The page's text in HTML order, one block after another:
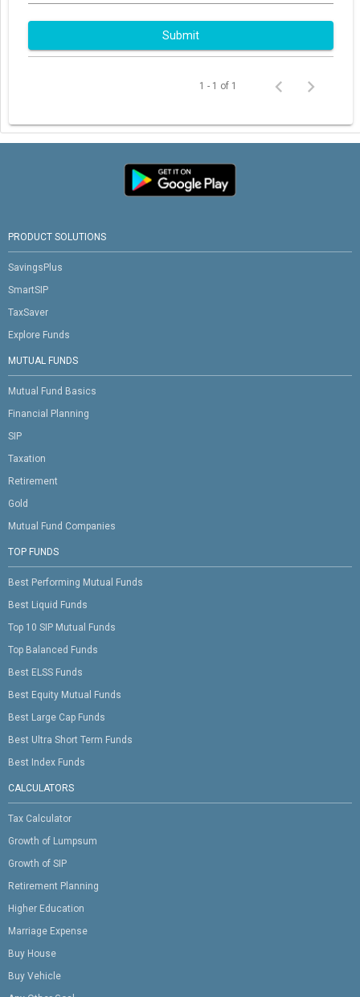
Submit
1 - 1 of 1
PRODUCT SOLUTIONS
SavingsPlus
SmartSIP
TaxSaver
Explore Funds
MUTUAL FUNDS
Mutual Fund Basics
Financial Planning
SIP
Taxation
Retirement
Gold
Mutual Fund Companies
TOP FUNDS
Best Performing Mutual Funds
Best Liquid Funds
Top 10 SIP Mutual Funds
Top Balanced Funds
Best ELSS Funds
Best Equity Mutual Funds
Best Large Cap Funds
Best Ultra Short Term Funds
Best Index Funds
CALCULATORS
Tax Calculator
Growth of Lumpsum
Growth of SIP
Retirement Planning
Higher Education
Marriage Expense
Buy House
Buy Vehicle